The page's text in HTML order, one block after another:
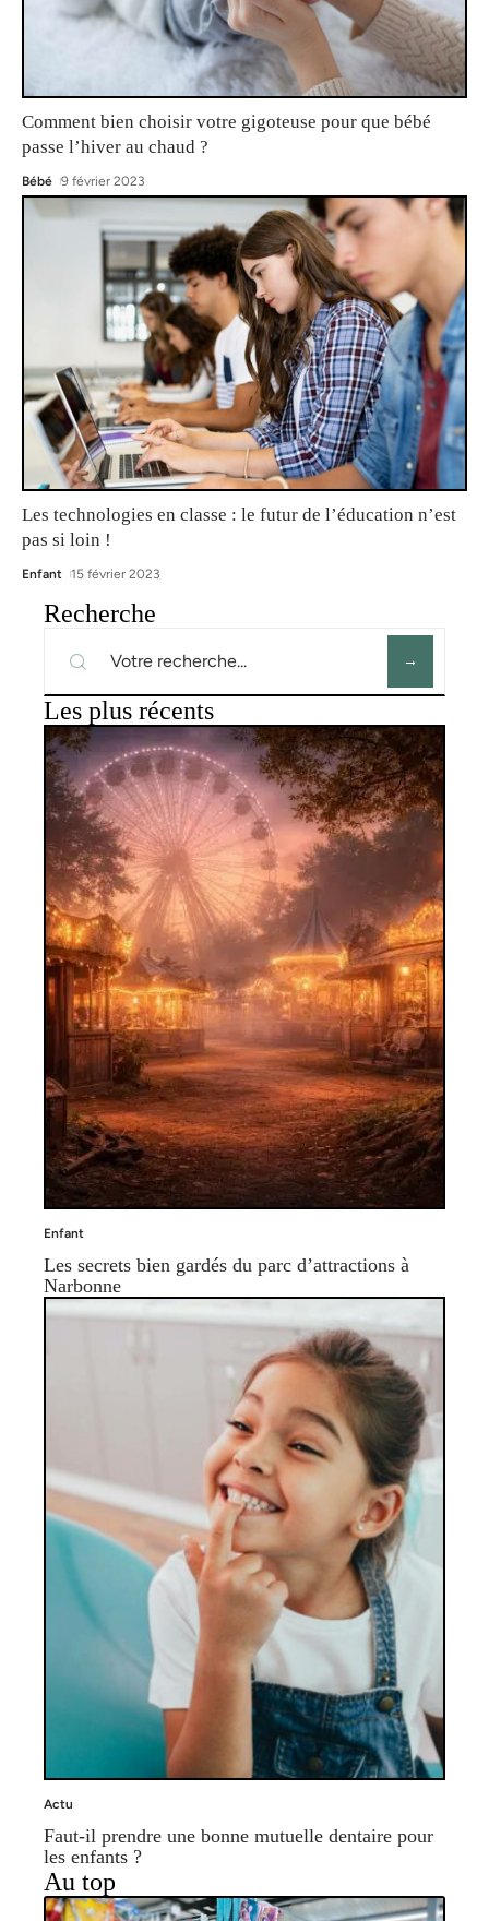
Comment bien choisir votre gigoteuse pour que bébé
passe l’hiver au chaud ?
Bébé 9 février 2023
Les technologies en classe : le futur de l’éducation n’est
pas si loin !
Enfant 15 février 2023
Recherche
Les plus récents
Enfant
Les secrets bien gardés du parc d’attractions à
Narbonne
Actu
Faut-il prendre une bonne mutuelle dentaire pour
les enfants ?
Au top